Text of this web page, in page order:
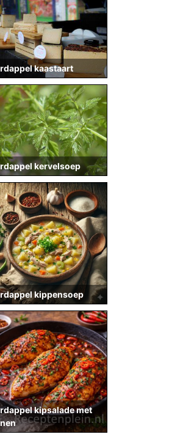
kaastaart
kervelsoep
kippensoep
kipsalade met